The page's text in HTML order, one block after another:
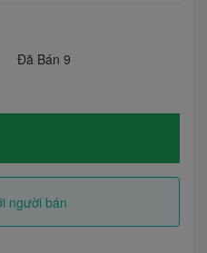
Đã Bán 9
người bán